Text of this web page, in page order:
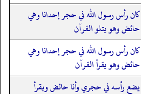
كان رأس رسول الله في حجر إحدانا وهي
حائض وهو يتلو القرآن
كان رأس رسول الله في حجر إحدانا وهي
حائض وهو يقرأ القرآن
يضع رأسه في حجري وأنا حائض ويقرأ